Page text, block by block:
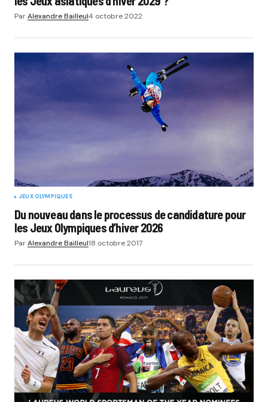
ParAlexandre Bailleul4 octobre 2022
JEUX OLYMPIQUES
Du nouveau dans le processus de candidature pour
les Jeux Olympiques d’hiver 2026
ParAlexandre Bailleul18 octobre 2017